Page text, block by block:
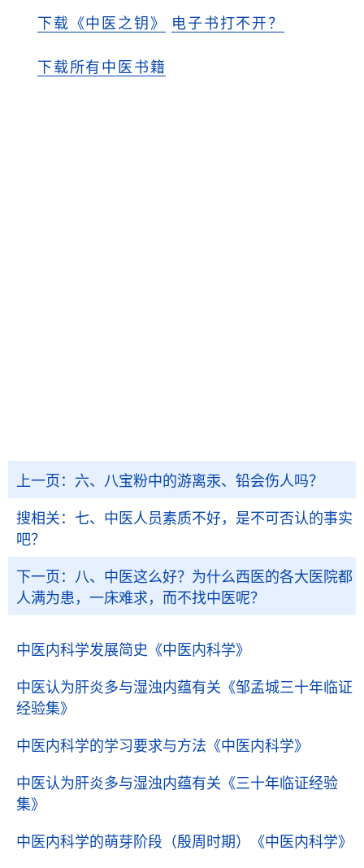
下载《中医之钥》 电子书打不开？
下载所有中医书籍
上一页： 六、八宝粉中的游离汞、铅会伤人吗？
搜相关： 七、中医人员素质不好，是不可否认的事实
吧？
下一页： 八、中医这么好？为什么西医的各大医院都
人满为患，一床难求，而不找中医呢？
中医内科学发展简史 《中医内科学》
中医认为肝炎多与湿浊内蕴有关 《邹孟城三十年临证
经验集》
中医内科学的学习要求与方法 《中医内科学》
中医认为肝炎多与湿浊内蕴有关 《三十年临证经验
集》
中医内科学的萌芽阶段（殷周时期） 《中医内科学》